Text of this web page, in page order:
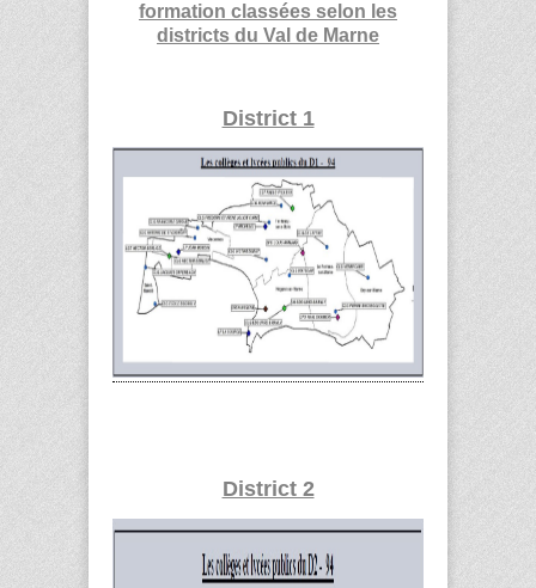
formation classées selon les
districts du Val de Marne
District 1
District 2